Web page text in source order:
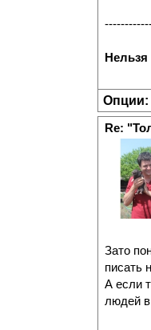
Опции:
Re:
Зато
писать
А если
людей